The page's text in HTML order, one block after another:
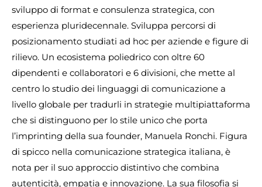
sviluppo di format e consulenza strategica, con
esperienza pluridecennale. Sviluppa percorsi di
posizionamento studiati ad hoc per aziende e figure di
rilievo. Un ecosistema poliedrico con oltre 60
dipendenti e collaboratori e 6 divisioni, che mette al
centro lo studio dei linguaggi di comunicazione a
livello globale per tradurli in strategie multipiattaforma
che si distinguono per lo stile unico che porta
l’imprinting della sua founder, Manuela Ronchi. Figura
di spicco nella comunicazione strategica italiana, è
nota per il suo approccio distintivo che combina
autenticità, empatia e innovazione. La sua filosofia si